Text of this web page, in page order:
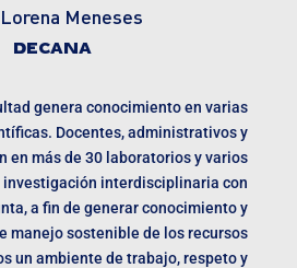
Meneses
DECANA
genera conocimiento en varias
Docentes, administrativos y
en más de 30 laboratorios y varios
investigación interdisciplinaria con
a fin de generar conocimiento y
manejo sostenible de los recursos
un ambiente de trabajo, respeto y